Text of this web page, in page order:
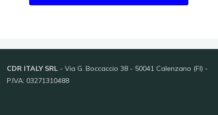
CDR ITALY SRL - Via G. Boccaccio 38 - 50041 Calenzano (FI) -
P.IVA: 03271310488